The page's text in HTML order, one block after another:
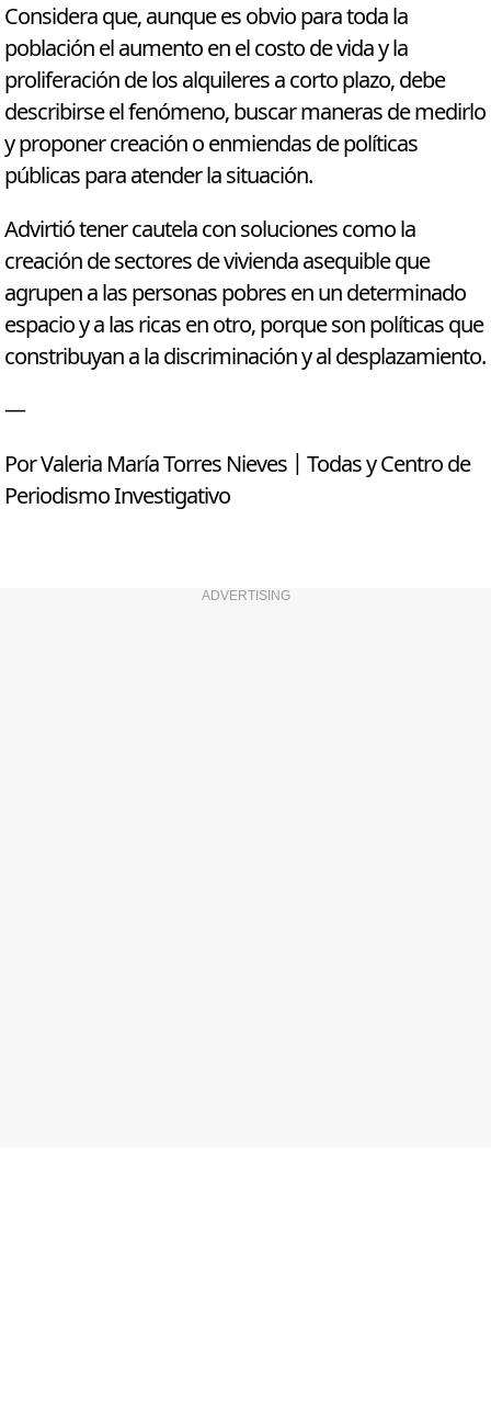
Considera que, aunque es obvio para toda la
población el aumento en el costo de vida y la
proliferación de los alquileres a corto plazo, debe
describirse el fenómeno, buscar maneras de medirlo
y proponer creación o enmiendas de políticas
públicas para atender la situación.
Advirtió tener cautela con soluciones como la
creación de sectores de vivienda asequible que
agrupen a las personas pobres en un determinado
espacio y a las ricas en otro, porque son políticas que
constribuyan a la discriminación y al desplazamiento.
—
Por Valeria María Torres Nieves | Todas y Centro de
Periodismo Investigativo
ADVERTISING